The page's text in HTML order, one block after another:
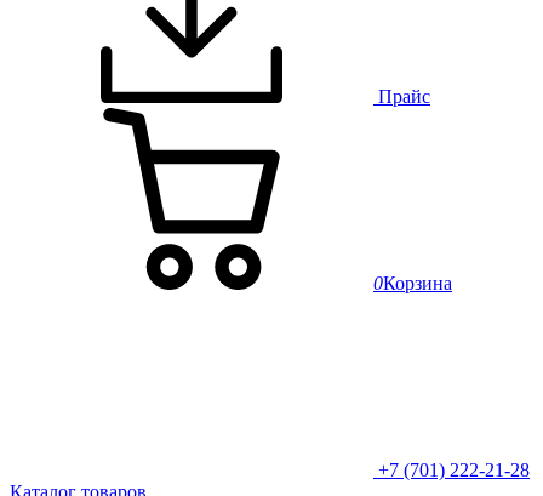
Прайс
0Корзина
+7 (701) 222-21-28
Каталог товаров